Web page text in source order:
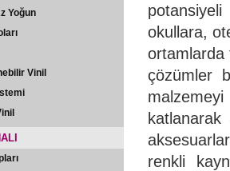
Yoğun
Vinil
okullara,
ortamlarda
çözümler
renkli